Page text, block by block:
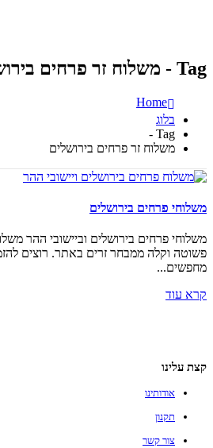
Tag - משלוח זר פרחים בירושלים
Home
בלוג
Tag -
משלוח זר פרחים בירושלים
משלוחי פרחים בירושלים
משלוחי פרחים בירושלים וביישובי ההר
פשוטה וקלה ממבחר זרים באתר. רוצים
מחפשים...
קרא עוד
קצת עלינו
אודותינו
תקנון
צור קשר